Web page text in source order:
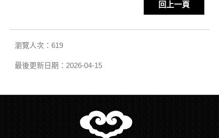
回上一頁
瀏覽人次：619
最後更新日期：2026-04-15